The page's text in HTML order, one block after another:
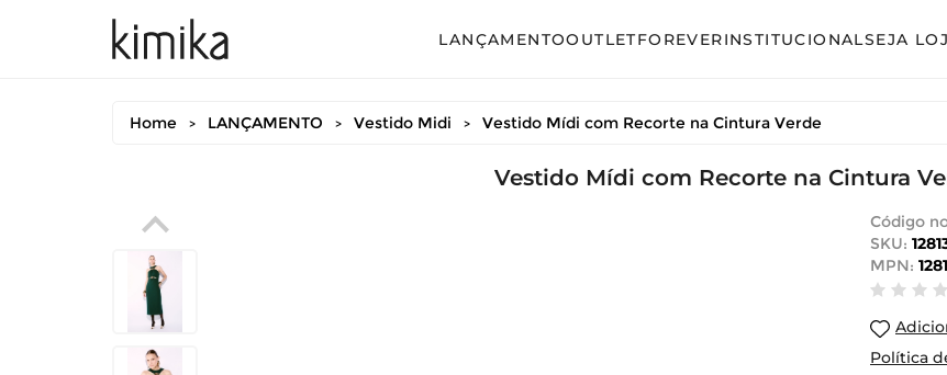
LANÇAMENTO
Conjunto Calça
Conjunto Saia
OUTLET
Conjunto Calça
Conjunto Saia
FOREVERINSTITUCIONALSEJA
Home > LANÇAMENTO > Vestido Midi > Vestido Mídi com Recorte na Cintura Verde
Vestido Mídi com Recorte na Cintura
Código
SKU:
MPN:
Política